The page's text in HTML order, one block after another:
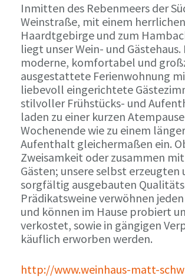
Inmitten des Rebenmeers der
Weinstraße, mit einem
Haardtgebirge und zum
liegt unser Wein- und Gästehaus.
moderne, komfortabel und
ausgestattete Ferienwohnung
liebevoll eingerichtete
stilvoller Frühstücks- und
laden zu einer kurzen
Wochenende wie zu einem
Aufenthalt gleichermaßen ein.
Zweisamkeit oder zusammen
Gästen; unsere selbst erzeugten
sorgfältig ausgebauten
Prädikatsweine verwöhnen
und können im Hause probiert
verkostet, sowie in gängigen
käuflich erworben werden.
http://www.weinhaus-matt-